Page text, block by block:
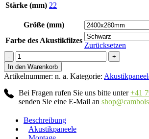
Stärke (mm) 22
Größe (mm)
Farbe des Akustikfilzes
Zurücksetzen
Midnight
Menge
In den Warenkorb
Artikelnummer: n. a. Kategorie:
Bei Fragen rufen Sie uns bitte unter+41
senden Sie eine E-Mail an
Beschreibung
Akustikpaneele